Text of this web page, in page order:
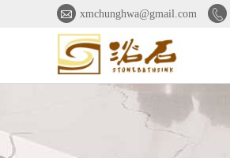
 xmchunghwa@gmail.com 